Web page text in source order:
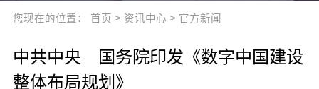
您现在的位置： 首页 > 资讯中心 > 官方新闻
中共中央 国务院印发《数字中国建设
整体布局规划》